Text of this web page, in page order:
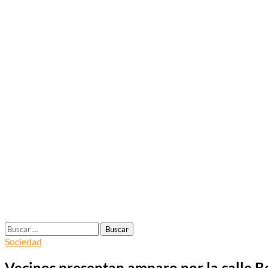
Buscar:
Sociedad